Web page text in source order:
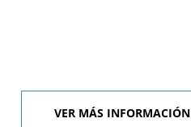
VER MÁS INFORMACIÓN